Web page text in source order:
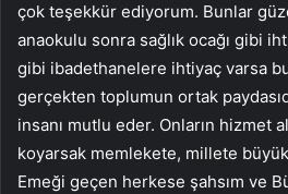
çok teşekkür ediyorum. Bunlar
anaokulu sonra sağlık ocağı gibi
gibi ibadethanelere ihtiyaç varsa
gerçekten toplumun ortak
insanı mutlu eder. Onların hizmet
koyarsak memlekete, millete
Emeği geçen herkese şahsım ve